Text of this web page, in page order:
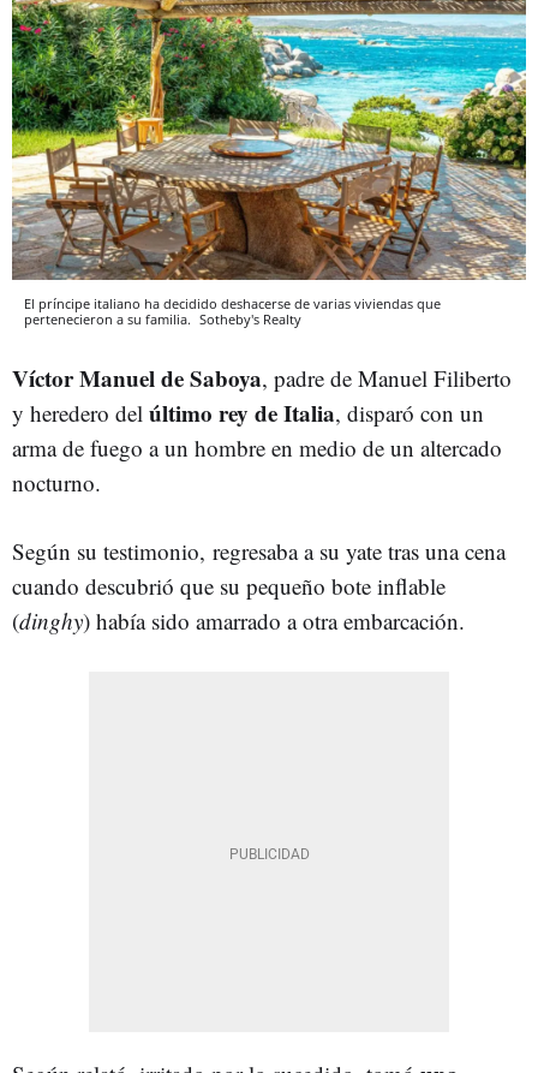
El príncipe italiano ha decidido deshacerse de varias viviendas que
pertenecieron a su familia. Sotheby's Realty
Víctor Manuel de Saboya, padre de Manuel Filiberto
y heredero del último rey de Italia, disparó con un
arma de fuego a un hombre en medio de un altercado
nocturno.
Según su testimonio, regresaba a su yate tras una cena
cuando descubrió que su pequeño bote inflable
(dinghy) había sido amarrado a otra embarcación.